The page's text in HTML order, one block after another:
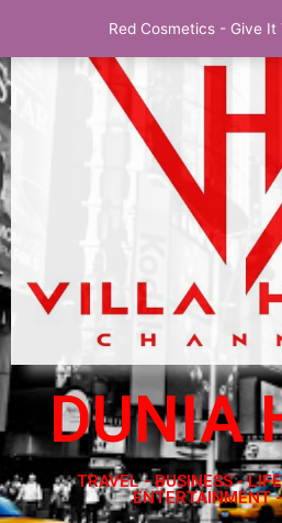
DUNIA
TRAVEL - BUSINESS -
ENTERTAINMENT
Red Cosmetics - Give It